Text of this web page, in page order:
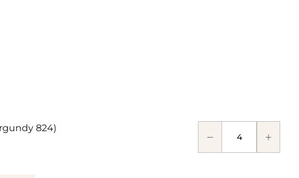
824)